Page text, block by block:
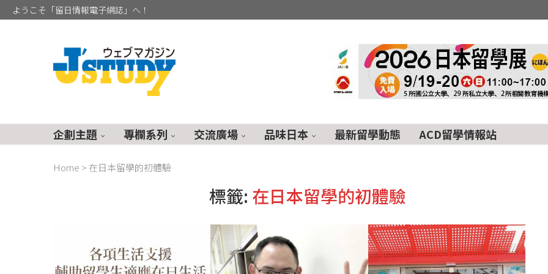
ようこそ「留日情報電子網誌」へ！
企劃主題 專欄系列 交流廣場 品味日本 最新留學動態 ACD留學情報站
Home > 在日本留學的初體驗
標籤: 在日本留學的初體驗